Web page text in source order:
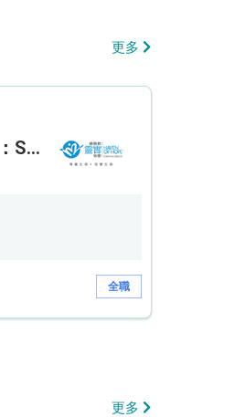
更多
高級技工/技工 (編號：SSO/FM/A/CTE)
全職
更多